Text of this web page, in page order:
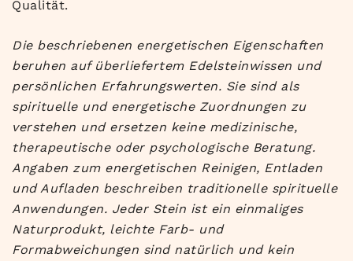
Qualität.
Die beschriebenen energetischen Eigenschaften
beruhen auf überliefertem Edelsteinwissen und
persönlichen Erfahrungswerten. Sie sind als
spirituelle und energetische Zuordnungen zu
verstehen und ersetzen keine medizinische,
therapeutische oder psychologische Beratung.
Angaben zum energetischen Reinigen, Entladen
und Aufladen beschreiben traditionelle spirituelle
Anwendungen. Jeder Stein ist ein einmaliges
Naturprodukt, leichte Farb- und
Formabweichungen sind natürlich und kein